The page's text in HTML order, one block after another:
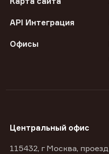
API Интеграция
Офисы
Центральный офис
115432, г Москва, проезд